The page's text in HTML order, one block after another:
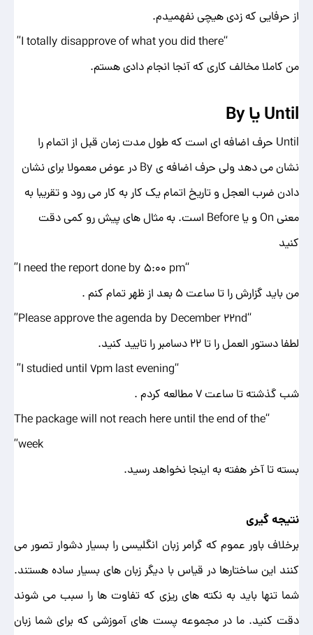
از حرفایی که زدی هیچی نفهمیدم.
“I totally disapprove of what you did there”
من کاملا مخالف کاری که آنجا انجام دادی هستم.
Until یا By
Until حرف اضافه ای است که طول مدت زمان قبل از اتمام را
نشان می دهد ولی حرف اضافه ی By در عوض معمولا برای نشان
دادن ضرب العجل و تاریخ اتمام یک کار به کار می رود و تقریبا به
معنی On و یا Before است. به مثال های پیش رو کمی دقت
کنید
“I need the report done by 5:00 pm”
من باید گزارش را تا ساعت 5 بعد از ظهر تمام کنم .
“Please approve the agenda by December 22nd”
لطفا دستور العمل را تا 22 دسامبر را تایید کنید.
“I studied until 7pm last evening”
شب گذشته تا ساعت 7 مطالعه کردم .
“The package will not reach here until the end of the
week”
بسته تا آخر هفته به اینجا نخواهد رسید.
نتیجه گیری
برخلاف باور عموم که گرامر زبان انگلیسی را بسیار دشوار تصور می
کنند این ساختارها در قیاس با دیگر زبان های بسیار ساده هستند.
شما تنها باید به نکته های ریزی که تفاوت ها را سبب می شوند
دقت کنید. ما در مجموعه پست های آموزشی که برای شما زبان